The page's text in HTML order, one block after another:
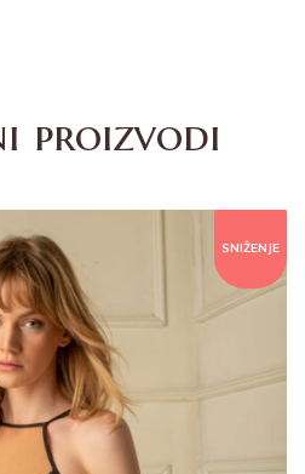
proizvodi
SNIŽENJE